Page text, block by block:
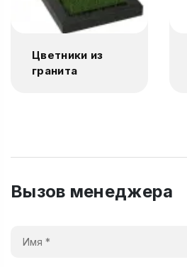
Цветники из
гранита
Вызов менеджера